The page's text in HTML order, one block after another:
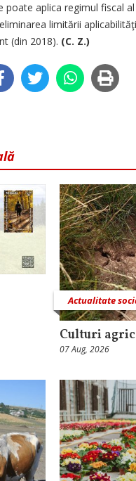
aplica regimul fiscal
limitării
(din 2018). (C. Z.)
Actualitate
Culturi
07 Aug, 2026